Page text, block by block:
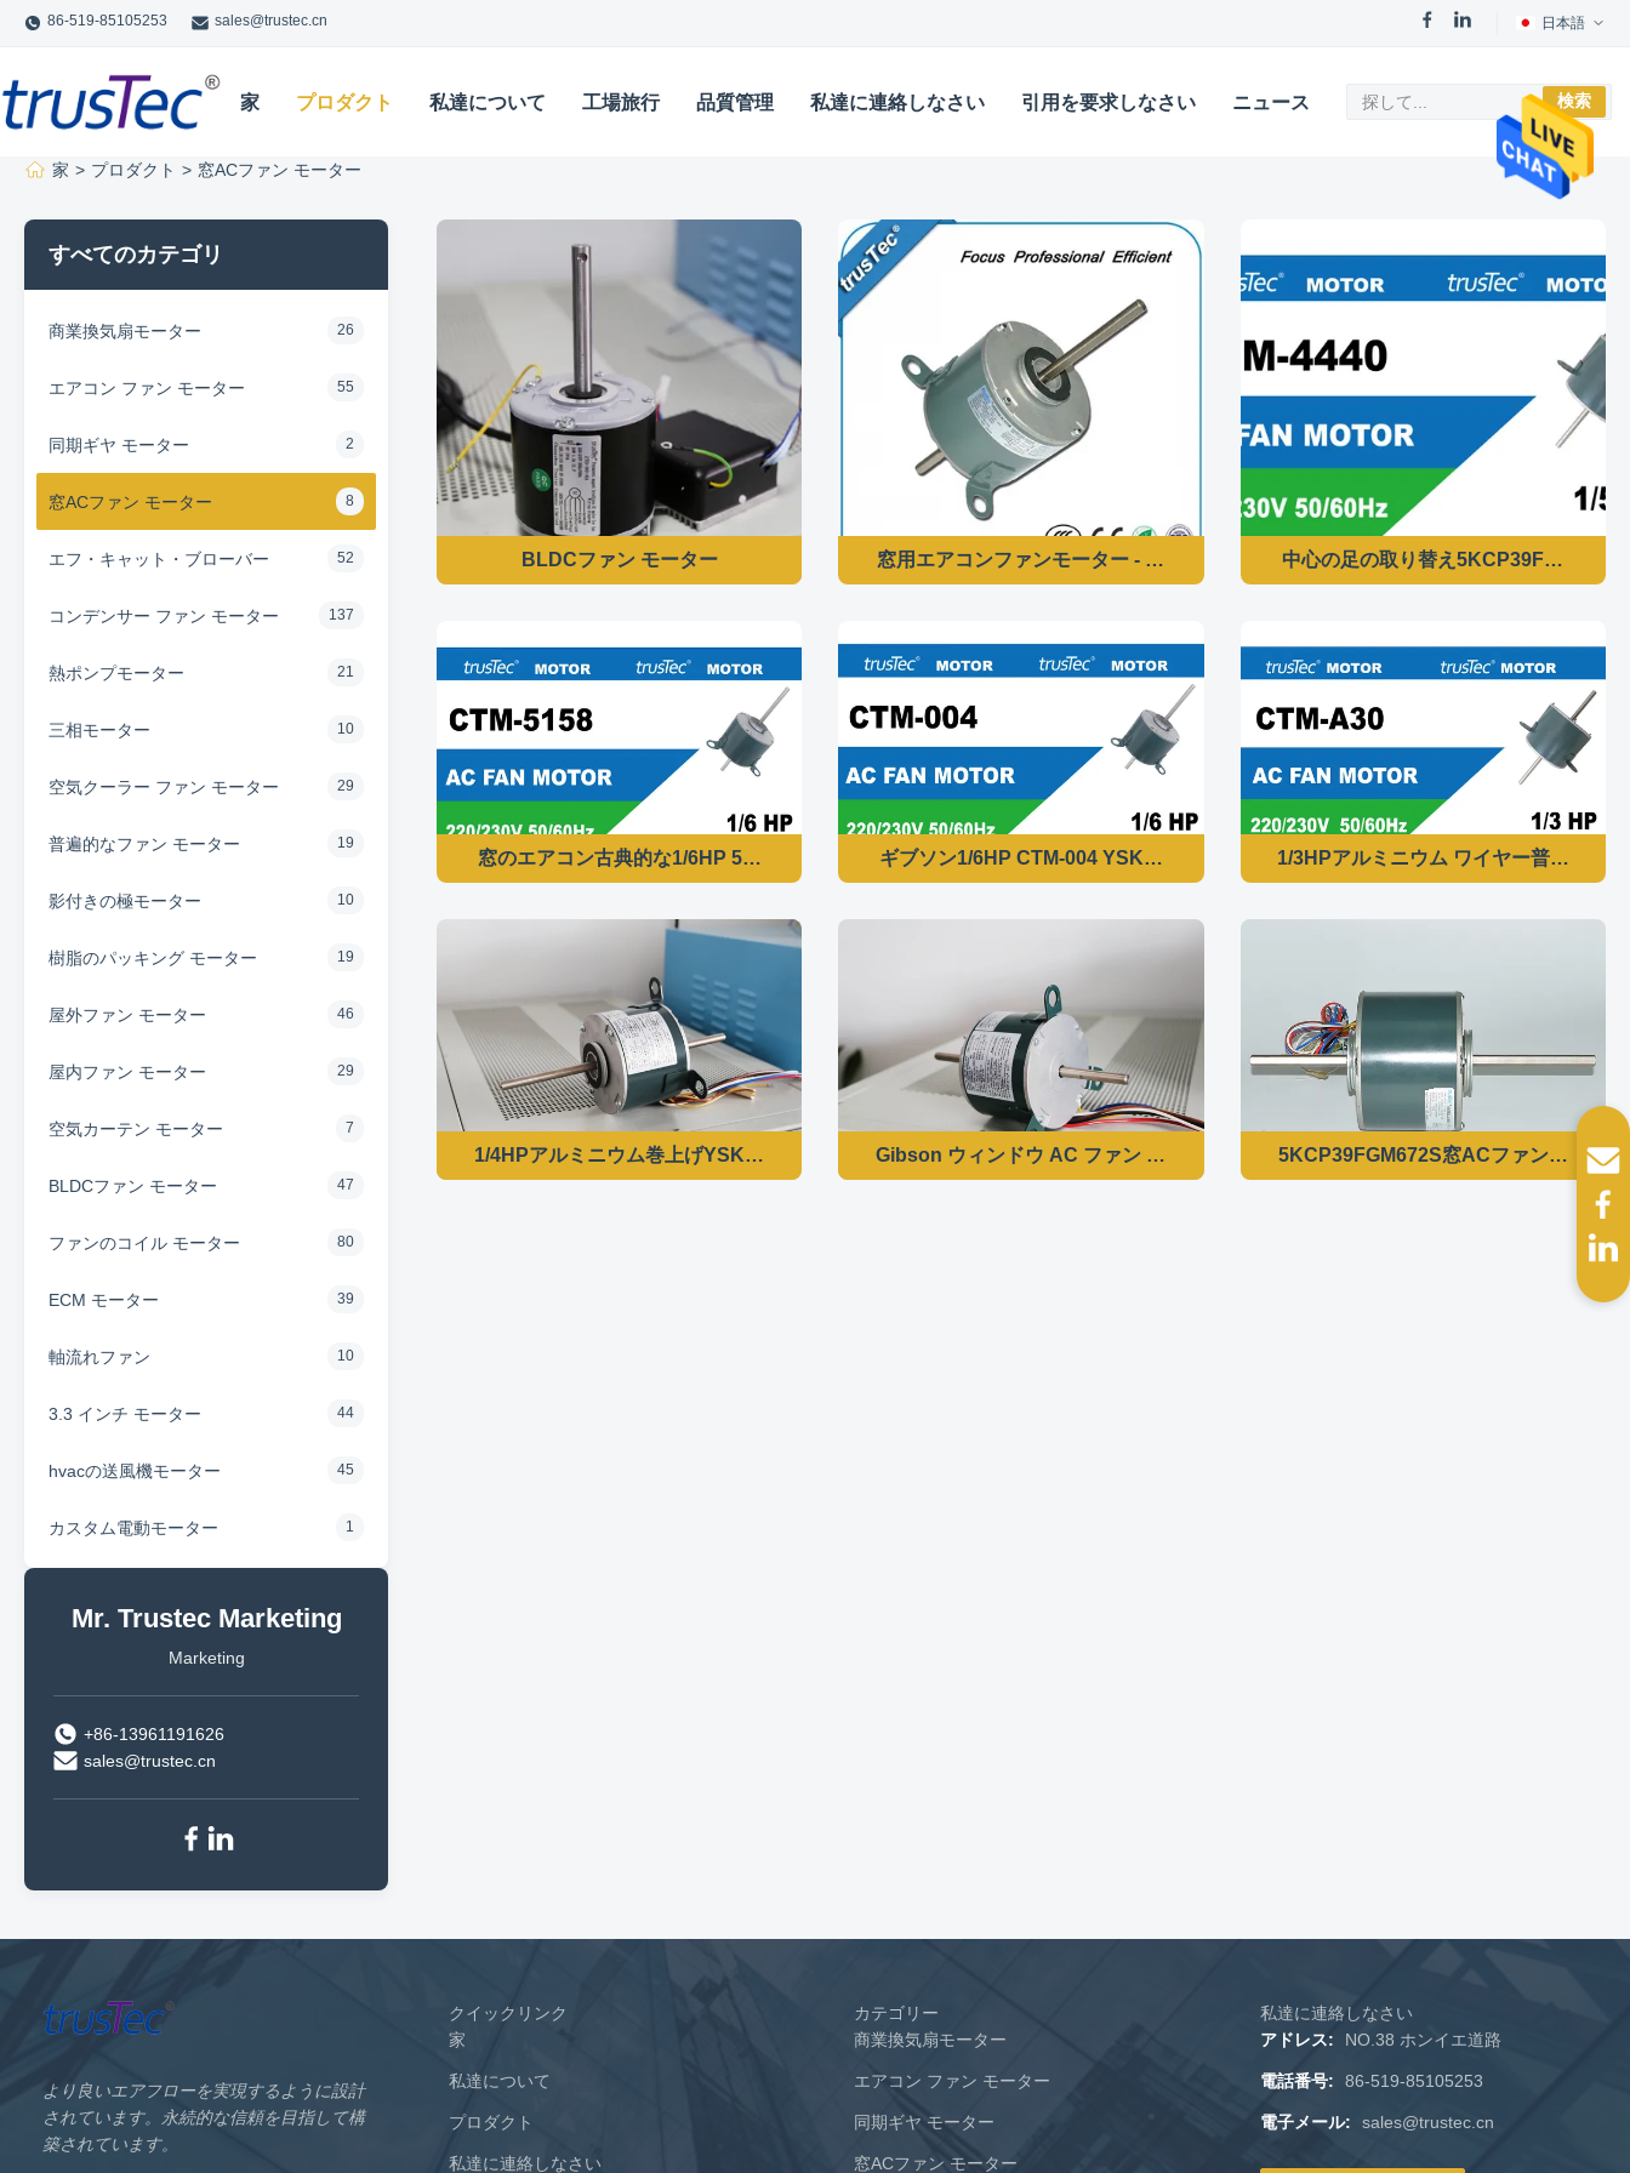
86-519-85105253 sales@trustec.cn 日本語
家 プロダクト 私達について 工場旅行 品質管理 私達に連絡しなさい 引用を要求しなさい ニュース 検索
家 > プロダクト > 窓ACファン モーター
すべてのカテゴリ
商業換気扇モーター 26
エアコン ファン モーター 55
同期ギヤ モーター 2
窓ACファン モーター 8
エフ・キャット・ブローバー 52
コンデンサー ファン モーター 137
熱ポンプモーター 21
三相モーター 10
空気クーラー ファン モーター 29
普遍的なファン モーター 19
影付きの極モーター 10
樹脂のパッキング モーター 19
屋外ファン モーター 46
屋内ファン モーター 29
空気カーテン モーター 7
BLDCファン モーター 47
ファンのコイル モーター 80
ECM モーター 39
軸流れファン 10
3.3 インチ モーター 44
hvacの送風機モーター 45
カスタム電動モーター 1
Mr. Trustec Marketing
Marketing
+86-13961191626
sales@trustec.cn
BLDCファン モーター 窓用エアコンファンモーター - ユニバーサルモーター YSK140/30-4-150-1 - 1/5HP 3速
中心の足の取り替え5KCP39FGM4440
窓のエアコン古典的な1/6HP 50/60HzのためのK55HXPKG-5158 CTM-5158の蒸化器のファン送風器 モーター
ギブソン1/6HP CTM-004 YSK140-120-6A5のエアコンのコンデンサー モーターは
1/3HPアルミニウム ワイヤー普遍的な
1/4HPアルミニウム巻上げYSK140/35-4-185-1の普遍的なエアコン ファン モーターGibson ウィンドウ AC ファン モーター - 5KCP39HGM307ATC 1/3HP 1075RPM 3 速
5KCP39FGM672S窓ACファン モータ
より良いエアフローを実現するように設計
されています。永続的な信頼を目指して構
築されています。
クイックリンク
家
私達について
プロダクト
私達に連絡しなさい
カテゴリー
商業換気扇モーター
エアコン ファン モーター
同期ギヤ モーター
窓ACファン モーター
私達に連絡しなさい
アドレス:
NO.38 ホンイエ道路
電話番号: 86-519-85105253
電子メール: sales@trustec.cn